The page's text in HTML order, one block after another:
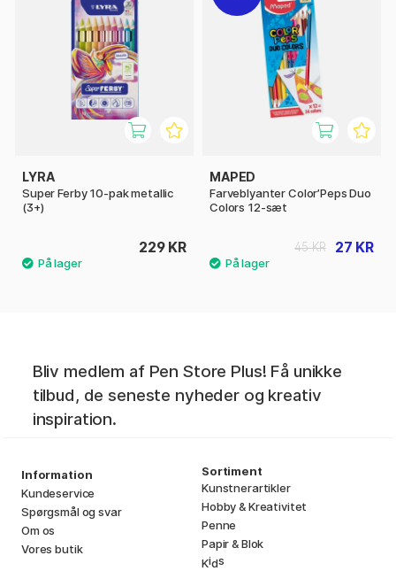
LYRA
Super Ferby 10-pak metallic
(3+)
229 KR
MAPED
Farveblyanter Color’Peps Duo
Colors 12-sæt
27 KR
45 KR
Bliv medlem af Pen Store Plus! Få unikke
tilbud, de seneste nyheder og kreativ
inspiration.
Information
Kundeservice
Spørgsmål og svar
Om os
Vores butik
Sortiment
Kunstnerartikler
Hobby & Kreativitet
Penne
Papir & Blok
Kids